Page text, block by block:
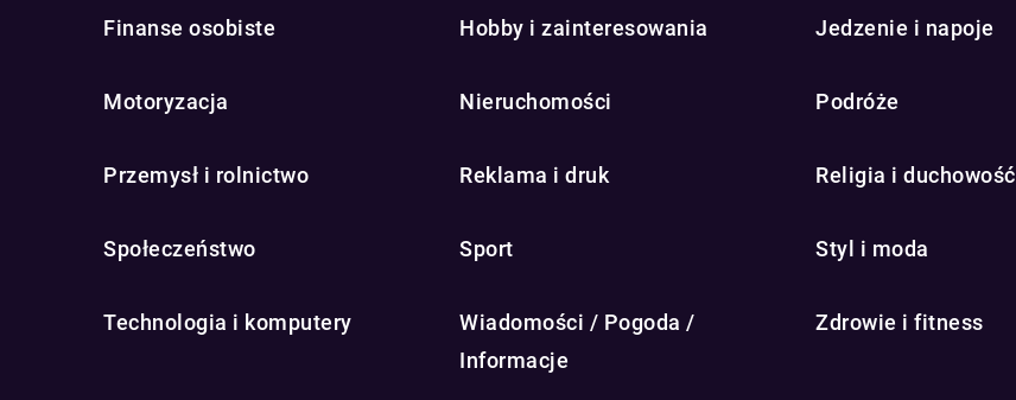
Finanse osobiste Hobby i zainteresowania Jedzenie i napoje
Motoryzacja Nieruchomości Podróże
Przemysł i rolnictwo Reklama i druk Religia i duchowość
Społeczeństwo Sport Styl i moda
Technologia i komputery
Wiadomości / Pogoda /
Informacje
Zdrowie i fitness